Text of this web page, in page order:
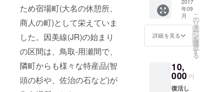
ため宿場町(大名の休憩所、
商人の町)として栄えていま
した。因美線(JR)の始まり
の区間は、鳥取-用瀬間で、
隣町からも様々な特産品(智
頭の杉や、佐治の石など)が
きのデ
ザイン
の指定
はでき
ませ
せ暮ら
しの旅
人 宿
泊割引
券２０
がせ週
末住
人 お
礼の絵
し上が
り頂き
たく引
換券を
お送り
させて
きま
す。 "ア
ンコロ
マン
年09
月
詳細を見る
こ
の
リ
タ
ー
ン
を
選
択
す
る
10,
000 円
復活し